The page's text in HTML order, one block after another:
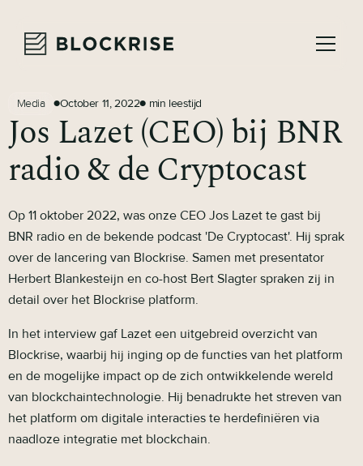
Media ●October 11, 2022● min leestijd
Jos Lazet (CEO) bij BNR
radio & de Cryptocast
Op 11 oktober 2022, was onze CEO Jos Lazet te gast bij
BNR radio en de bekende podcast 'De Cryptocast'. Hij sprak
over de lancering van Blockrise. Samen met presentator
Herbert Blankesteijn en co-host Bert Slagter spraken zij in
detail over het Blockrise platform.
In het interview gaf Lazet een uitgebreid overzicht van
Blockrise, waarbij hij inging op de functies van het platform
en de mogelijke impact op de zich ontwikkelende wereld
van blockchaintechnologie. Hij benadrukte het streven van
het platform om digitale interacties te herdefiniëren via
naadloze integratie met blockchain.